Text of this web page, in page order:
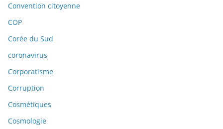
Convention citoyenne
COP
Corée du Sud
coronavirus
Corporatisme
Corruption
Cosmétiques
Cosmologie